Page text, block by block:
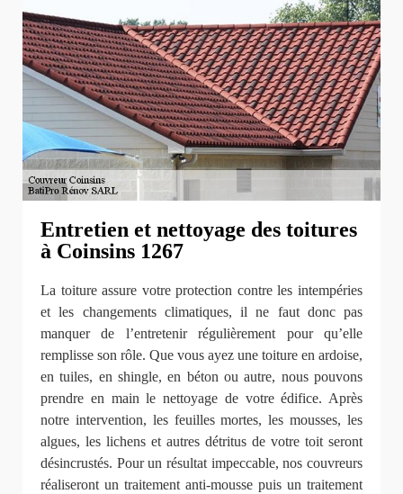
Entretien et nettoyage des toitures
à Coinsins 1267
La toiture assure votre protection contre les intempéries
et les changements climatiques, il ne faut donc pas
manquer de l’entretenir régulièrement pour qu’elle
remplisse son rôle. Que vous ayez une toiture en ardoise,
en tuiles, en shingle, en béton ou autre, nous pouvons
prendre en main le nettoyage de votre édifice. Après
notre intervention, les feuilles mortes, les mousses, les
algues, les lichens et autres détritus de votre toit seront
désincrustés. Pour un résultat impeccable, nos couvreurs
réaliseront un traitement anti-mousse puis un traitement